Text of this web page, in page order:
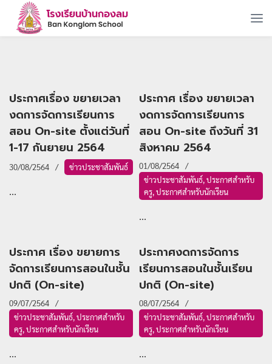
ประกาศเรื่อง ขยายเวลา
งดการจัดการเรียนการ
สอน On-site ตั้งแต่วันที่
1-17 กันยายน 2564
30/08/2564 ข่าวประชาสัมพันธ์
...
ประกาศ เรื่อง ขยายเวลา
งดการจัดการเรียนการ
สอน On-site ถึงวันที่ 31
สิงหาคม 2564
01/08/2564
ข่าวประชาสัมพันธ์,ประกาศสำหรับ
ครู,ประกาศสำหรับนักเรียน
...
ประกาศ เรื่อง ขยายการ
จัดการเรียนการสอนในชั้น
ปกติ (On-site)
09/07/2564
ข่าวประชาสัมพันธ์,ประกาศสำหรับ
ครู,ประกาศสำหรับนักเรียน
...
ประกาศงดการจัดการ
เรียนการสอนในชั้นเรียน
ปกติ (On-site)
08/07/2564
ข่าวประชาสัมพันธ์,ประกาศสำหรับ
ครู,ประกาศสำหรับนักเรียน
...